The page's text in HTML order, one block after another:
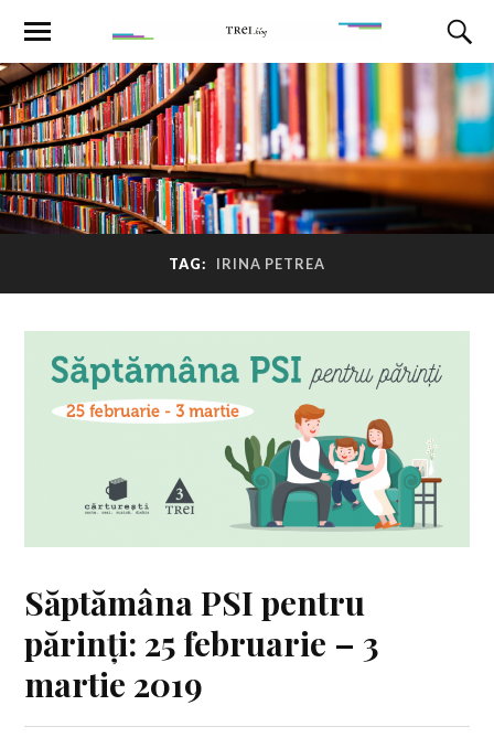
TAG: IRINA PETREA
Săptămâna PSI pentru
părinți: 25 februarie – 3
martie 2019